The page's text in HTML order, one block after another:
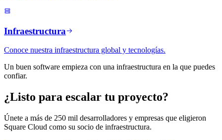
Infraestructura
Conoce nuestra infraestructura global y tecnologías.
Un buen software empieza con una infraestructura en la que puedes
confiar.
¿Listo para escalar tu proyecto?
Únete a más de 250 mil desarrolladores y empresas que eligieron
Square Cloud como su socio de infraestructura.